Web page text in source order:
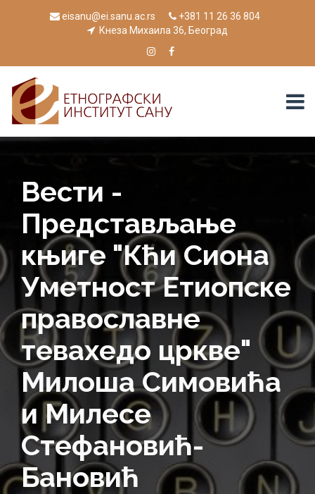
eisanu@ei.sanu.ac.rs
+381 11 26 36 804
Кнеза Михаила 36, Београд
Вести -
Представљање
књиге "Кћи Сиона
Уметност Етиопске
православне
тевахедо цркве"
Милоша Симовића
и Милесе
Стефановић-
Бановић